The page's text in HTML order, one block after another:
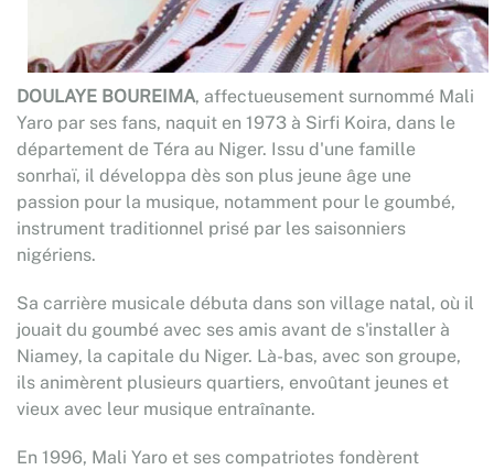
DOULAYE BOUREIMA, affectueusement surnommé Mali
Yaro par ses fans, naquit en 1973 à Sirfi Koira, dans le
département de Téra au Niger. Issu d'une famille
sonrhaï, il développa dès son plus jeune âge une
passion pour la musique, notamment pour le goumbé,
instrument traditionnel prisé par les saisonniers
nigériens.
Sa carrière musicale débuta dans son village natal, où il
jouait du goumbé avec ses amis avant de s'installer à
Niamey, la capitale du Niger. Là-bas, avec son groupe,
ils animèrent plusieurs quartiers, envoûtant jeunes et
vieux avec leur musique entraînante.
En 1996, Mali Yaro et ses compatriotes fondèrent